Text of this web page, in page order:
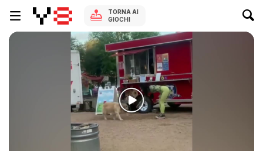
TORNA AI
GIOCHI